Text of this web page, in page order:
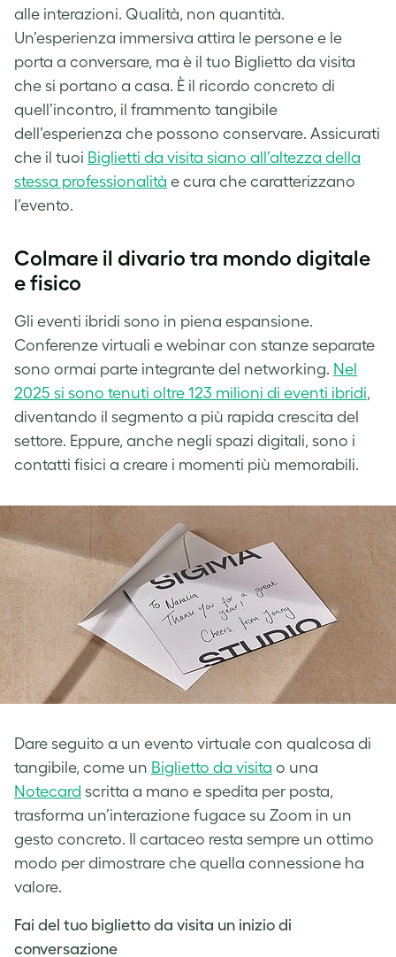
alle interazioni. Qualità, non quantità.
Un’esperienza immersiva attira le persone e le
porta a conversare, ma è il tuo Biglietto da visita
che si portano a casa. È il ricordo concreto di
quell’incontro, il frammento tangibile
dell’esperienza che possono conservare. Assicurati
che il tuoi Biglietti da visita siano all’altezza della
stessa professionalità e cura che caratterizzano
l’evento.
Colmare il divario tra mondo digitale
e fisico
Gli eventi ibridi sono in piena espansione.
Conferenze virtuali e webinar con stanze separate
sono ormai parte integrante del networking. Nel
2025 si sono tenuti oltre 123 milioni di eventi ibridi,
diventando il segmento a più rapida crescita del
settore. Eppure, anche negli spazi digitali, sono i
contatti fisici a creare i momenti più memorabili.
Dare seguito a un evento virtuale con qualcosa di
tangibile, come un Biglietto da visita o una
Notecard scritta a mano e spedita per posta,
trasforma un’interazione fugace su Zoom in un
gesto concreto. Il cartaceo resta sempre un ottimo
modo per dimostrare che quella connessione ha
valore.
Fai del tuo biglietto da visita un inizio di
conversazione